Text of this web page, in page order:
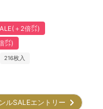
＋2倍㌽)
㌽)
216枚入
ルSALEエントリー